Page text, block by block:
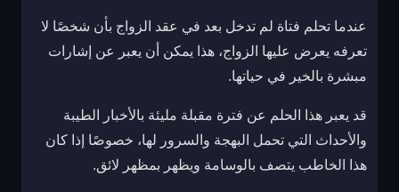
عندما تحلم فتاة لم تدخل بعد في عقد الزواج بأن شخصًا لا
تعرفه يعرض عليها الزواج، هذا يمكن أن يعبر عن إشارات
مبشرة بالخير في حياتها.
قد يعبر هذا الحلم عن فترة مقبلة مليئة بالأخبار الطيبة
والأحداث التي تحمل البهجة والسرور لها، خصوصًا إذا كان
هذا الخاطب يتصف بالوسامة ويظهر بمظهر لائق.